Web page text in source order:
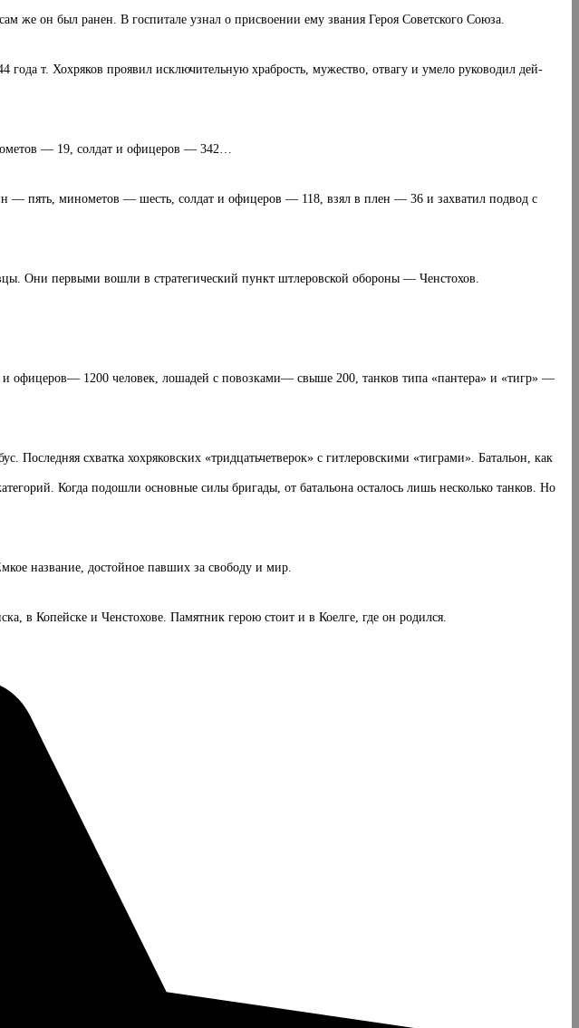
же он был ранен. В госпитале узнал о присвое­нии ему звания Героя Советского Союза.
т. Хохряков проявил исключительную храбрость, мужество, отвагу и умело руководил дей­
— 19, солдат и офицеров — 342…
пять, минометов — шесть, солдат и офице­ров — 118, взял в плен — 36 и захватил подвод с
Они первыми вошли в стратегический пункт штлеровской обороны — Ченстохов.
офицеров— 1200 человек, лошадей с повозками— свыше 200, танков типа «пантера» и «тигр» —
схватка хохряковских «тридцать­четверок» с гитлеровскими «тиграми». Батальон, как
Когда подошли основные силы бригады, от батальона осталось лишь несколько танков. Но
название, достойное павших за свободу и мир.
в Копейске и Ченстохове. Памятник герою стоит и в Коелге, где он родился.